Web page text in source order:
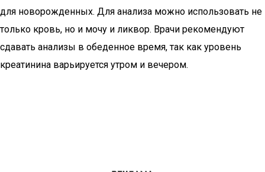
для новорожденных. Для анализа можно использовать не
только кровь, но и мочу и ликвор. Врачи рекомендуют
сдавать анализы в обеденное время, так как уровень
креатинина варьируется утром и вечером.